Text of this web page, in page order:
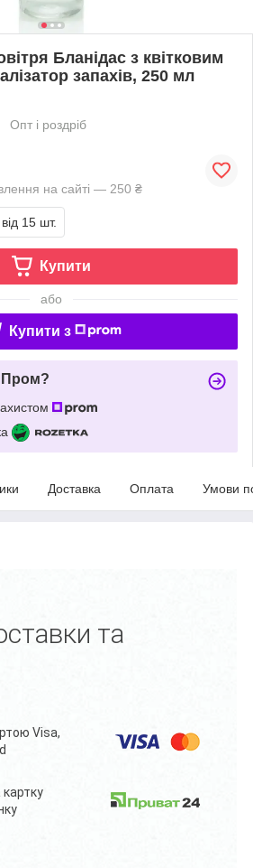
Бланідас з квітковим
запахів, 250 мл
Опт і роздріб
на сайті — 250 ₴
від 15 шт.
Купити
або
Купити з
Пром?
Доставка Оплата Умови
та
Visa,